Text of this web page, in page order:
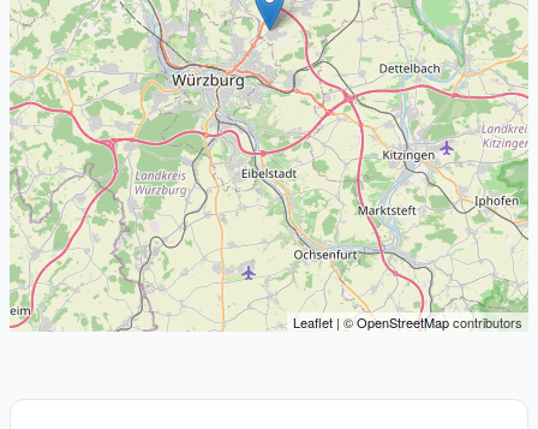
Leaflet | ©OpenStreetMapcontributors